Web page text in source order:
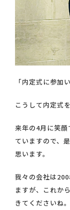
「内定式に参加
こうして内定式
来年の4月に笑
ていますので、
思います。
我々の会社は
ますが、これか
きてくださいね。